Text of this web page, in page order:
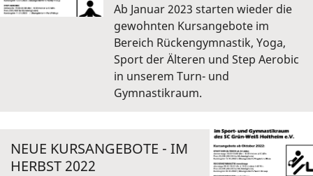
Ab Januar 2023 starten wieder die
gewohnten Kursangebote im
Bereich Rückengymnastik, Yoga,
Sport der Älteren und Step Aerobic
in unserem Turn- und
Gymnastikraum.
NEUE KURSANGEBOTE - IM
HERBST 2022